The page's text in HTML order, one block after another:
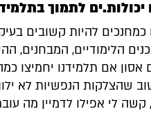
לתמוך
כמחנכים להיות קשובים
הלימודיים, המבחנים,
אסון אם תלמידנו יחמיצו
שהצלקות הנפשיות לא
לי אפילו לדמיין מה